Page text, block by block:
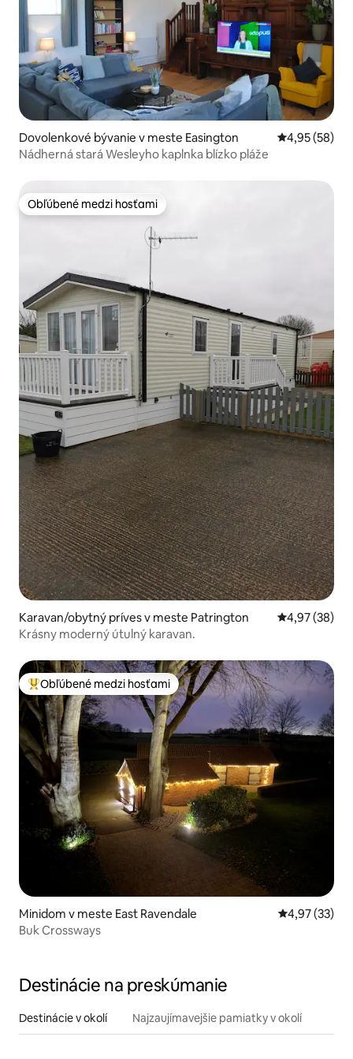
Dovolenkové bývanie v meste Easington Priemerné
4,95 (58)
Nádherná stará Wesleyho kaplnka blízko pláže
Obľúbené medzi hosťami
Obľúbené medzi hosťami
Karavan/obytný príves v meste Patrington Priemerné
4,97 (38)
Krásny moderný útulný karavan.
Najobľúbenejšie medzi hosťami
Obľúbené medzi hosťami
Minidom v meste East Ravendale Priemerné
4,97 (33)
Buk Crossways
Destinácie na preskúmanie
Destinácie v okolí Najzaujímavejšie pamiatky v okolí